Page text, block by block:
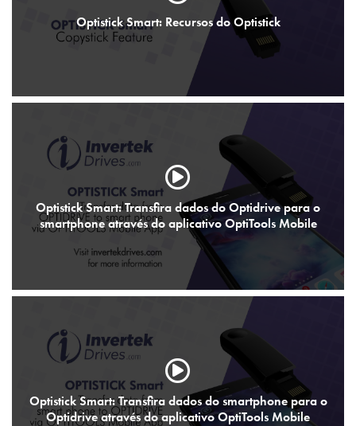
Optistick Smart: Recursos do Optistick
Optistick Smart: Transfira dados do Optidrive para o
smartphone através do aplicativo OptiTools Mobile
Optistick Smart: Transfira dados do smartphone para o
Optidrive através do aplicativo OptiTools Mobile